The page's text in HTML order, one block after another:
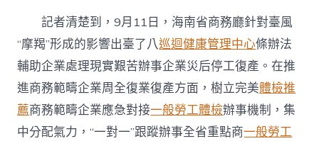
記者清楚到，9月11日，海南省商務廳針對臺風
“摩羯”形成的影響出臺了八巡迴健康管理中心條辦法
輔助企業處理現實艱苦辦事企業災后停工復產。在推
進商務範疇企業周全復業復產方面，樹立完美體檢推
薦商務範疇企業應急對接一般勞工體檢辦事機制，集
中分配氣力，“一對一”跟蹤辦事全省重點商一般勞工